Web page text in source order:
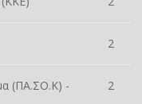
2
(ΠΑ.ΣΟ.Κ) -
2